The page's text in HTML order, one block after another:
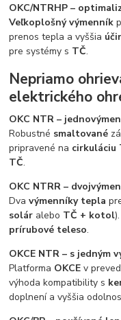
OKC/NTRHP –
Veľkoplošný výmenník
prenos tepla a vyššia
pre systémy s TČ.
Nepriamo
elektrického
OKC NTR –
Robustné smaltované
pripravené na cirkuláciu
TČ.
OKC NTRR –
Dvavýmenníky tepla
solár alebo TČ + kotol
prírubové teleso.
OKCE NTR – s jedným
Platforma OKCE v
výhoda kompatibility s
doplnení a vyššia